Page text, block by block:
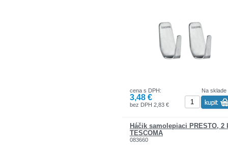
Na sklade
cena s DPH:
3,48 €
bez DPH 2,83 €
Háčik samolepiaci PRESTO, 2
TESCOMA
083660